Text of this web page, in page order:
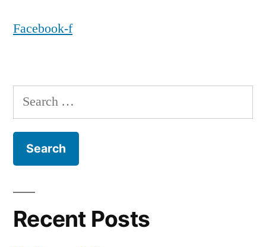
Facebook-f
Search
for:
Recent Posts